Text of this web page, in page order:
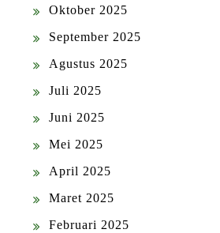
Oktober 2025
September 2025
Agustus 2025
Juli 2025
Juni 2025
Mei 2025
April 2025
Maret 2025
Februari 2025